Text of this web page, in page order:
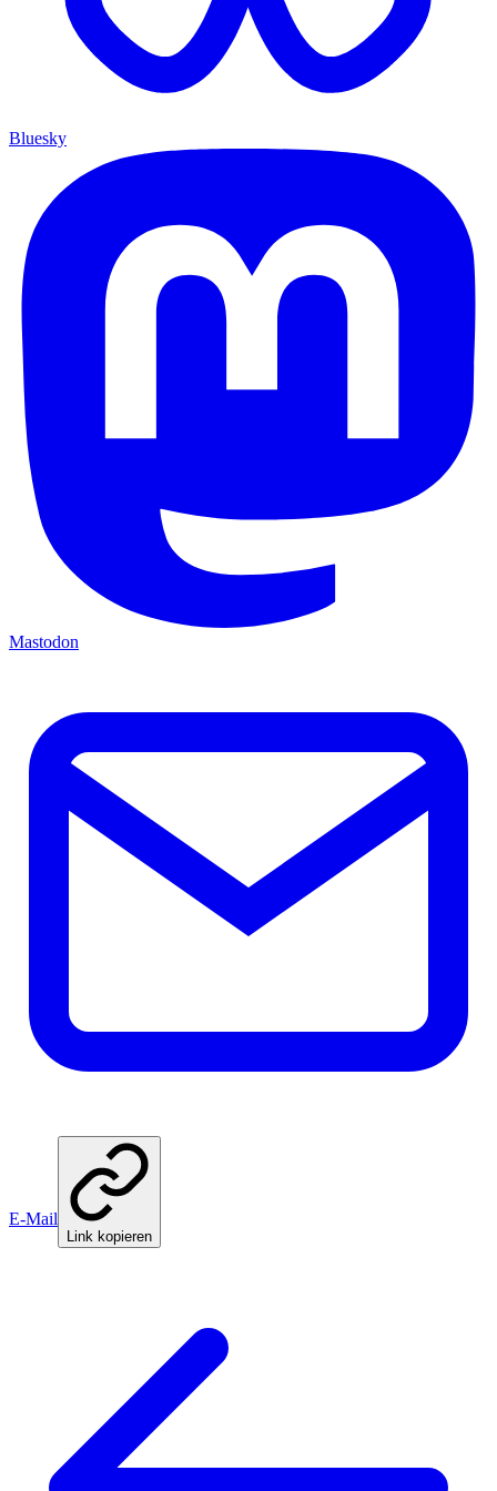
Bluesky
Mastodon
E-Mail
Link kopieren